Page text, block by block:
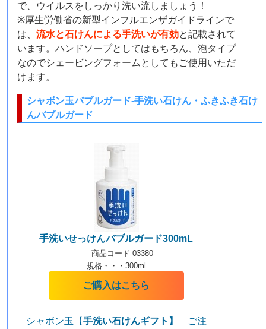
で、ウイルスをしっかり洗い流しましょう！
※厚生労働省の新型インフルエンザガイドラインで
は、流水と石けんによる手洗いが有効と記載されて
います。ハンドソープとしてはもちろん、泡タイプ
なのでシェービングフォームとしてもご使用いただ
けます。
シャボン玉バブルガード-手洗い石けん・ふきふき石け
んバブルガード
手洗いせっけんバブルガード300mL
商品コード 03380
規格・・・300ml
ご購入はこちら
シャボン玉【手洗い石けんギフト】
ご注